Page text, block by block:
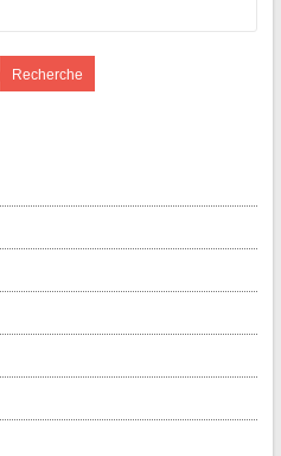
Recherche